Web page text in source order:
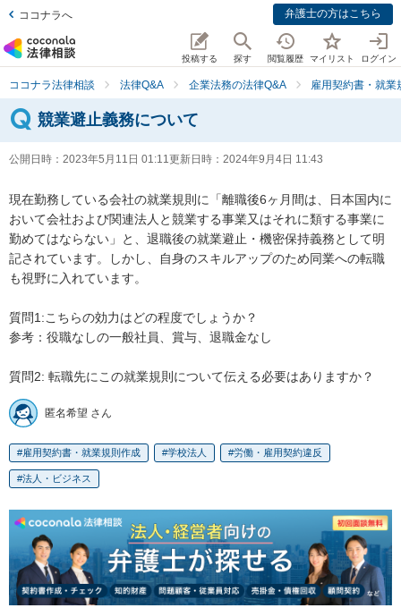
ココナラへ 弁護士の方はこちら
投稿する 探す 閲覧履歴 マイリスト ログイン
ココナラ法律相談 法律Q&A 企業法務の法律Q&A 雇用契約書・就業
競業避止義務について
公開日時： 2023年5月11日 01:11更新日時： 2024年9月4日 11:43
現在勤務している会社の就業規則に「離職後6ヶ月間は、日本国内に
おいて会社および関連法人と競業する事業又はそれに類する事業に
勤めてはならない」と、退職後の就業避止・機密保持義務として明
記されています。しかし、自身のスキルアップのため同業への転職
も視野に入れています。
質問1:こちらの効力はどの程度でしょうか？
参考：役職なしの一般社員、賞与、退職金なし
質問2: 転職先にこの就業規則について伝える必要はありますか？
匿名希望 さん
雇用契約書・就業規則作成 学校法人 労働・雇用契約違反
法人・ビジネス